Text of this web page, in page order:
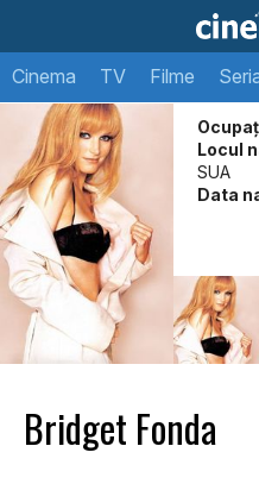
Cinema TV Filme
Locul
SUA
Data
Bridget Fonda